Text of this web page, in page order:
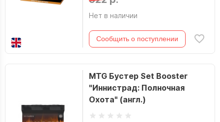
Нет в наличии
Сообщить о поступлении
MTG Бустер Set Booster
"Иннистрад: Полночная
Охота" (англ.)